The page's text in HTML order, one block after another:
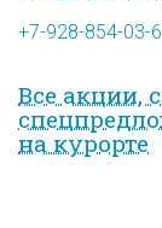
+7-928-854-03-
Все акции,
на курорте